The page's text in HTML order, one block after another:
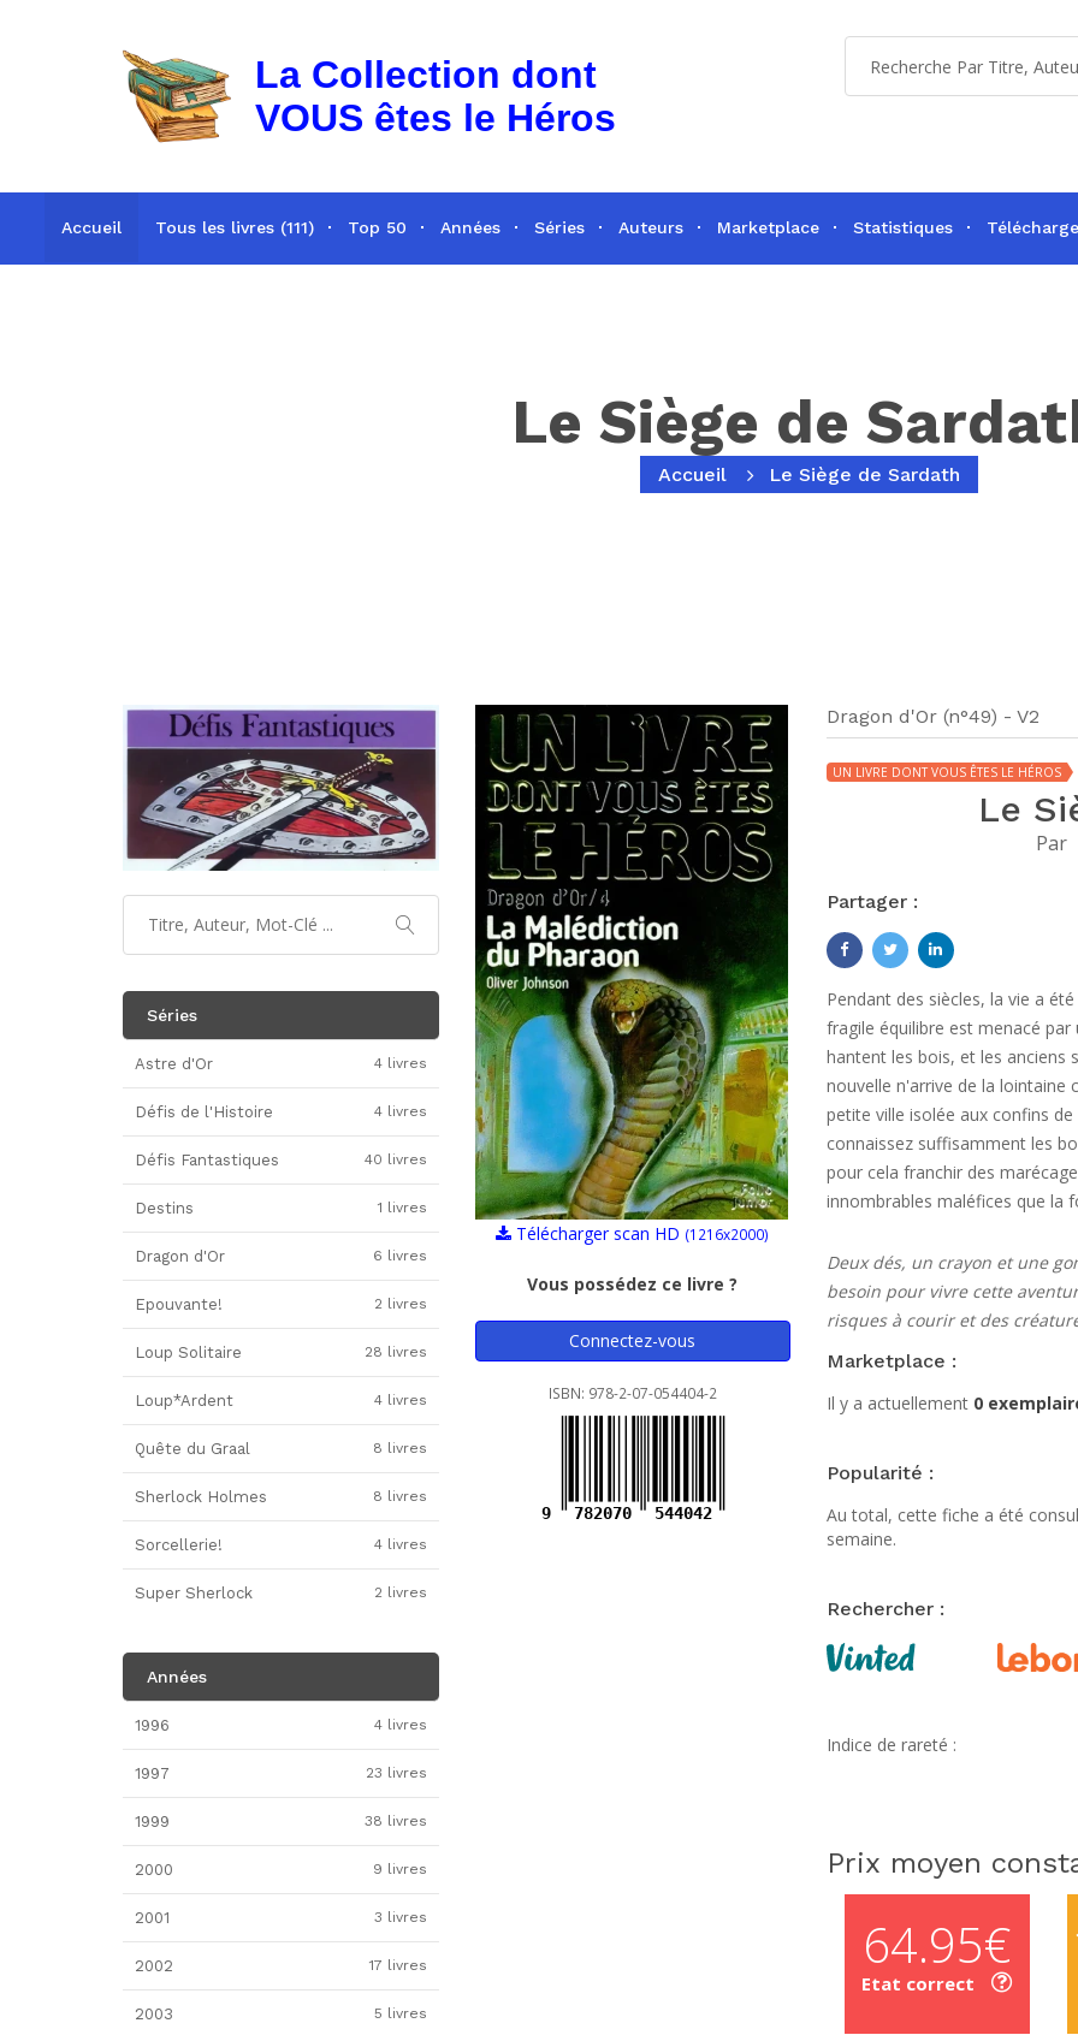
La Collection dont
VOUS êtes le Héros
Accueil Tous les livres (111) Top 50 Années Séries Auteurs Marketplace Statistiques
Le Siège de
Accueil Le Siège de Sardath
Télécharger scan HD (1216x2000)
Vous possédez ce livre ?
Connectez-vous
ISBN: 978-2-07-054404-2
9 782070 544042
Dragon d'Or (n°49) - V2
UN LIVRE DONT VOUS ÊTES LE HÉROS
Le
Par
Partager :
Pendant des siècles, la vie a
fragile équilibre est menacé
hantent les bois, et les anciens
nouvelle n'arrive de la lointaine
petite ville isolée aux confins
connaissez suffisamment les
pour cela franchir des
innombrables maléfices que la
Deux dés, un crayon et une
besoin pour vivre cette
risques à courir et des
Marketplace :
Il y a actuellement 0
Popularité :
Au total, cette fiche a été
semaine.
Rechercher :
Indice de rareté :
Prix moyen
64.95€
Etat correct
Séries
Astre d'Or 4 livres
Défis de l'Histoire 4 livres
Défis Fantastiques 40 livres
Destins 1 livres
Dragon d'Or 6 livres
Epouvante! 2 livres
Loup Solitaire 28 livres
Loup*Ardent 4 livres
Quête du Graal 8 livres
Sherlock Holmes 8 livres
Sorcellerie! 4 livres
Super Sherlock 2 livres
Années
1996 4 livres
1997 23 livres
1999 38 livres
2000 9 livres
2001 3 livres
2002 17 livres
2003 5 livres